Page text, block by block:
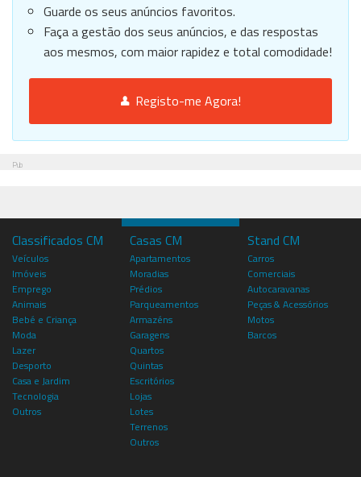
Guarde os seus anúncios favoritos.
Faça a gestão dos seus anúncios, e das respostas
aos mesmos, com maior rapidez e total comodidade!
Registo-me Agora!
Pub
Classificados CM
Veículos
Imóveis
Emprego
Animais
Bebé e Criança
Moda
Lazer
Desporto
Casa e Jardim
Tecnologia
Outros
Casas CM
Apartamentos
Moradias
Prédios
Parqueamentos
Armazéns
Garagens
Quartos
Quintas
Escritórios
Lojas
Lotes
Terrenos
Outros
Stand CM
Carros
Comerciais
Autocaravanas
Peças & Acessórios
Motos
Barcos